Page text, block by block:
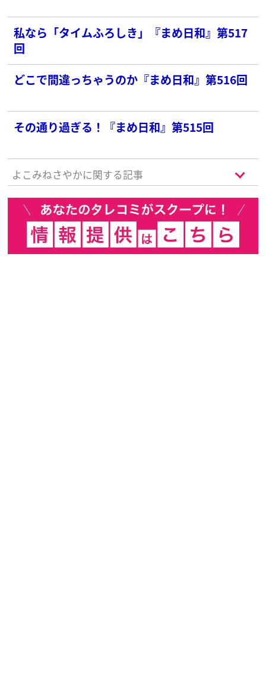
私なら「タイムふろしき」『まめ日和』第517
回
どこで間違っちゃうのか『まめ日和』第516回
その通り過ぎる！『まめ日和』第515回
よこみねさやかに関する記事